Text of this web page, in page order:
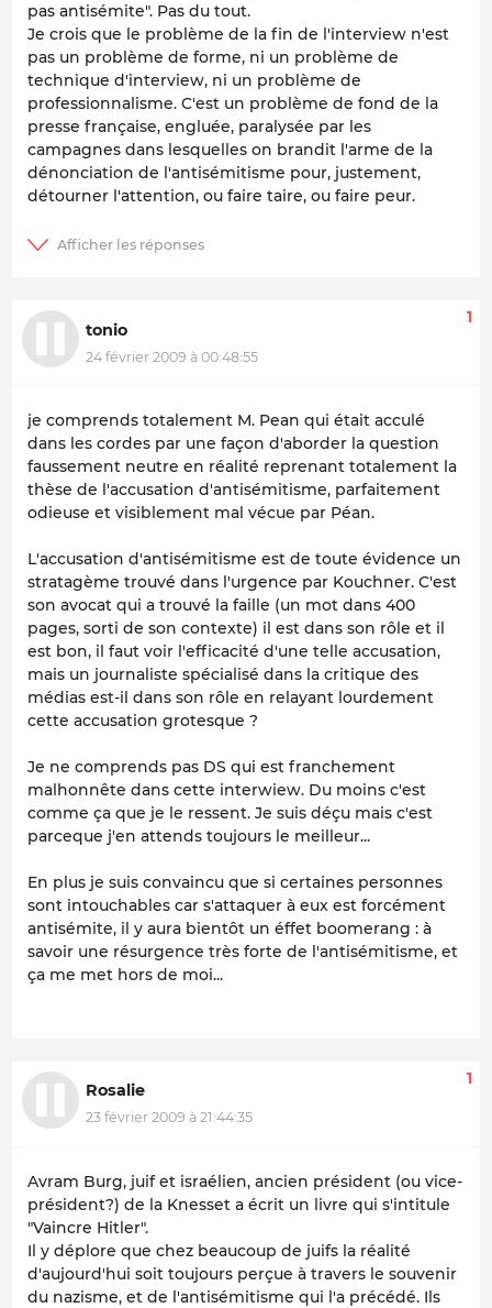
pas antisémite". Pas du tout.
Je crois que le problème de la fin de l'interview n'est
pas un problème de forme, ni un problème de
technique d'interview, ni un problème de
professionnalisme. C'est un problème de fond de la
presse française, engluée, paralysée par les
campagnes dans lesquelles on brandit l'arme de la
dénonciation de l'antisémitisme pour, justement,
détourner l'attention, ou faire taire, ou faire peur.
tonio
24 février 2009 à 00:48:55
1
je comprends totalement M. Pean qui était acculé
dans les cordes par une façon d'aborder la question
faussement neutre en réalité reprenant totalement la
thèse de l'accusation d'antisémitisme, parfaitement
odieuse et visiblement mal vécue par Péan.
L'accusation d'antisémitisme est de toute évidence un
stratagème trouvé dans l'urgence par Kouchner. C'est
son avocat qui a trouvé la faille (un mot dans 400
pages, sorti de son contexte) il est dans son rôle et il
est bon, il faut voir l'efficacité d'une telle accusation,
mais un journaliste spécialisé dans la critique des
médias est-il dans son rôle en relayant lourdement
cette accusation grotesque ?
Je ne comprends pas DS qui est franchement
malhonnête dans cette interwiew. Du moins c'est
comme ça que je le ressent. Je suis déçu mais c'est
parceque j'en attends toujours le meilleur...
En plus je suis convaincu que si certaines personnes
sont intouchables car s'attaquer à eux est forcément
antisémite, il y aura bientôt un éffet boomerang : à
savoir une résurgence très forte de l'antisémitisme, et
ça me met hors de moi...
Rosalie
23 février 2009 à 21:44:35
1
Avram Burg, juif et israélien, ancien président (ou vice-
président?) de la Knesset a écrit un livre qui s'intitule
"Vaincre Hitler".
Il y déplore que chez beaucoup de juifs la réalité
d'aujourd'hui soit toujours perçue à travers le souvenir
du nazisme, et de l'antisémitisme qui l'a précédé. Ils